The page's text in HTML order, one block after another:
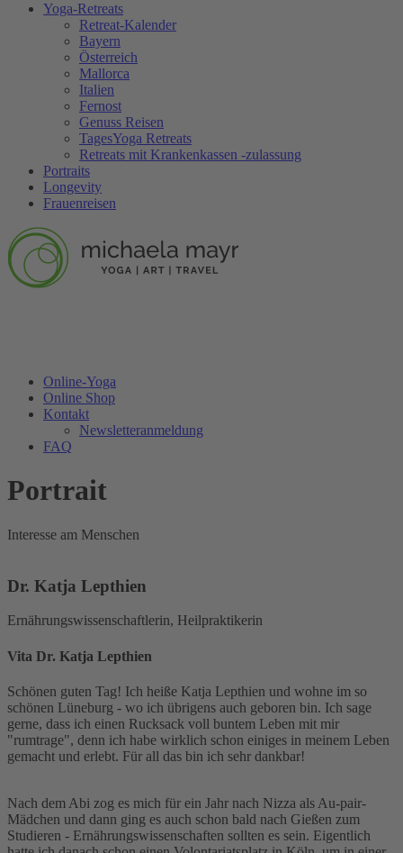
Yoga-Retreats
Retreat-Kalender
Bayern
Österreich
Mallorca
Italien
Fernost
Genuss Reisen
TagesYoga Retreats
Retreats mit Krankenkassen -zulassung
Portraits
Longevity
Frauenreisen
Online-Yoga
Online Shop
Kontakt
Newsletteranmeldung
FAQ
Portrait
Interesse am Menschen
Dr. Katja Lepthien
Ernährungswissenschaftlerin, Heilpraktikerin
Vita Dr. Katja Lepthien
Schönen guten Tag! Ich heiße Katja Lepthien und wohne im so
schönen Lüneburg - wo ich übrigens auch geboren bin. Ich sage
gerne, dass ich einen Rucksack voll buntem Leben mit mir
"rumtrage", denn ich habe wirklich schon einiges in meinem Leben
gemacht und erlebt. Für all das bin ich sehr dankbar!
Nach dem Abi zog es mich für ein Jahr nach Nizza als Au-pair-
Mädchen und dann ging es auch schon bald nach Gießen zum
Studieren - Ernährungswissenschaften sollten es sein. Eigentlich